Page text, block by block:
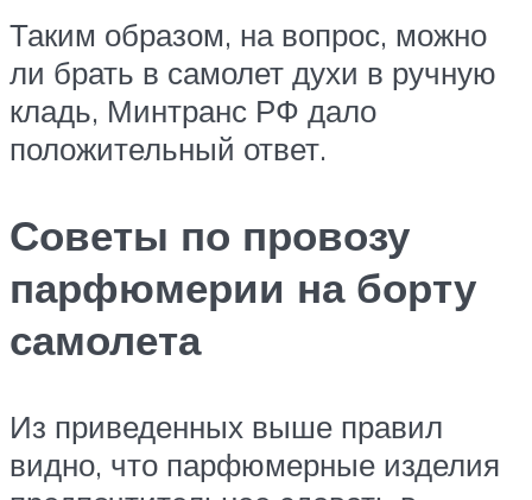
Таким образом, на вопрос, можно
ли брать в самолет духи в ручную
кладь, Минтранс РФ дало
положительный ответ.
Советы по провозу
парфюмерии на борту
самолета
Из приведенных выше правил
видно, что парфюмерные изделия